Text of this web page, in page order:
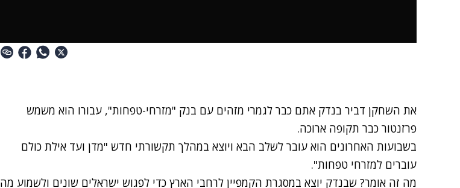
את השחקן דביר בנדק אתם כבר לגמרי מזהים עם בנק "מזרחי-טפחות", עבורו הוא משמש
פרזנטור כבר תקופה ארוכה.
בשבועות האחרונים הוא עובר לשלב הבא ויוצא במהלך תקשורתי חדש "מדן ועד אילת כולם
עוברים למזרחי טפחות".
מה זה אומר? שבנדק יוצא במסגרת הקמפיין לרחבי הארץ כדי לפגוש ישראלים שונים ולשמוע מה